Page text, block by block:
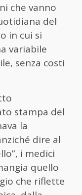
che vanno
del
in cui si
variabile
senza costi
stampa del
la
dire al
i medici
quello
che riflette